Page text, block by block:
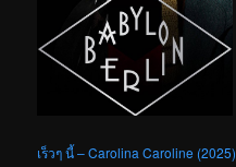
เร็วๆ นี้ – Carolina Caroline (2025)